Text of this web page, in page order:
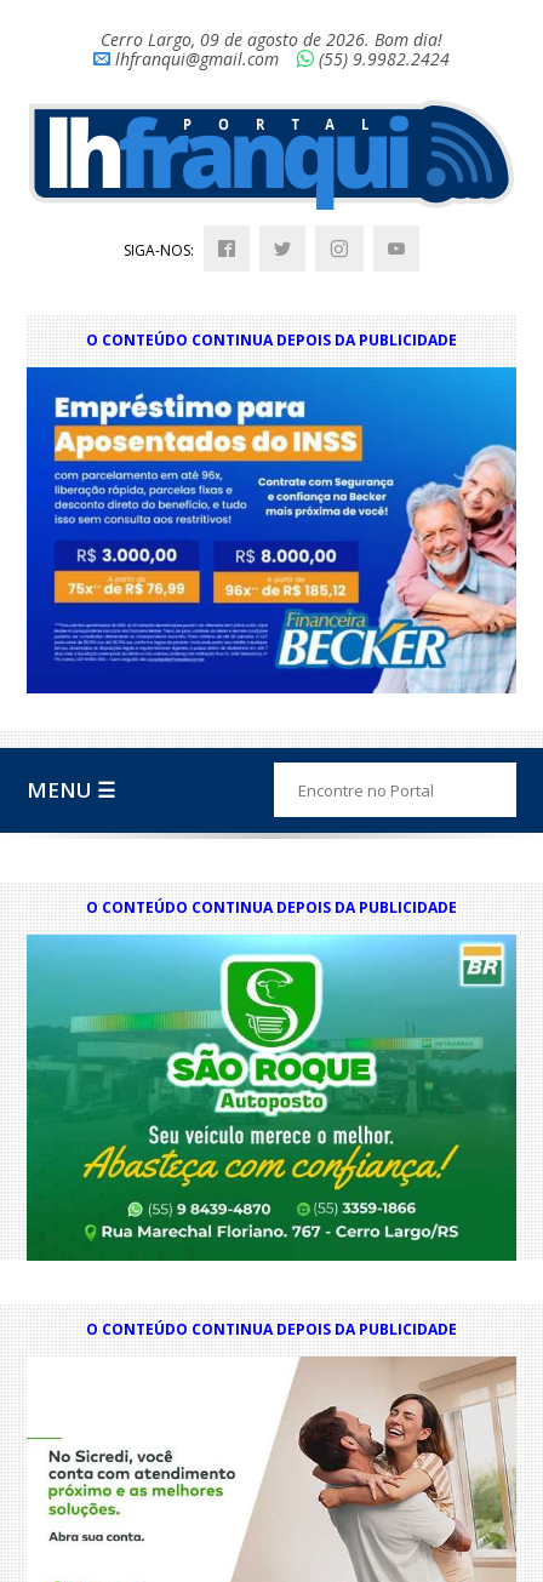
Cerro Largo, 09 de agosto de 2026. Bom dia!
lhfranqui@gmail.com
(55) 9.9982.2424
SIGA-NOS:
O CONTEÚDO CONTINUA DEPOIS DA PUBLICIDADE
MENU ☰
O CONTEÚDO CONTINUA DEPOIS DA PUBLICIDADE
O CONTEÚDO CONTINUA DEPOIS DA PUBLICIDADE